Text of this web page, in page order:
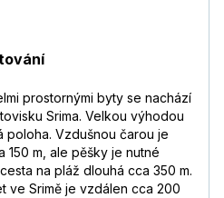
prostornými byty se nachází
Srima. Velkou výhodou
poloha. Vzdušnou čarou je
m, ale pěšky je nutné
na pláž dlouhá cca 350 m.
ve Srimě je vzdálen cca 200